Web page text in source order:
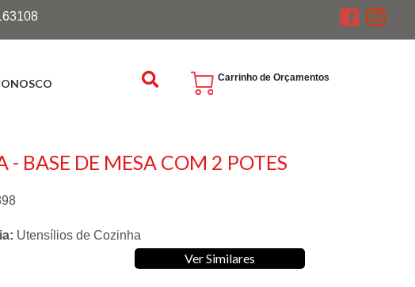
Carrinho de Orçamentos
- BASE DE MESA COM 2 POTES
Utensílios de Cozinha
Ver Similares